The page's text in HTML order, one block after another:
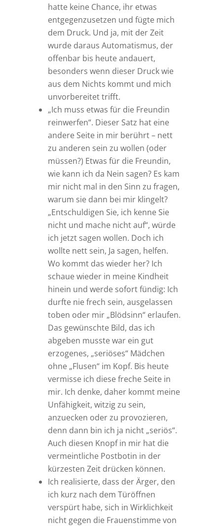
hatte keine Chance, ihr etwas
entgegenzusetzen und fügte mich
dem Druck. Und ja, mit der Zeit
wurde daraus Automatismus, der
offenbar bis heute andauert,
besonders wenn dieser Druck wie
aus dem Nichts kommt und mich
unvorbereitet trifft.
„Ich muss etwas für die Freundin
reinwerfen“. Dieser Satz hat eine
andere Seite in mir berührt – nett
zu anderen sein zu wollen (oder
müssen?) Etwas für die Freundin,
wie kann ich da Nein sagen? Es kam
mir nicht mal in den Sinn zu fragen,
warum sie dann bei mir klingelt?
„Entschuldigen Sie, ich kenne Sie
nicht und mache nicht auf“, würde
ich jetzt sagen wollen. Doch ich
wollte nett sein, Ja sagen, helfen.
Wo kommt das wieder her? Ich
schaue wieder in meine Kindheit
hinein und werde sofort fündig: Ich
durfte nie frech sein, ausgelassen
toben oder mir „Blödsinn“ erlaufen.
Das gewünschte Bild, das ich
abgeben musste war ein gut
erzogenes, „seriöses“ Mädchen
ohne „Flusen“ im Kopf. Bis heute
vermisse ich diese freche Seite in
mir. Ich denke, daher kommt meine
Unfähigkeit, witzig zu sein,
anzuecken oder zu provozieren,
denn dann bin ich ja nicht „seriös“.
Auch diesen Knopf in mir hat die
vermeintliche Postbotin in der
kürzesten Zeit drücken können.
Ich realisierte, dass der Ärger, den
ich kurz nach dem Türöffnen
verspürt habe, sich in Wirklichkeit
nicht gegen die Frauenstimme von